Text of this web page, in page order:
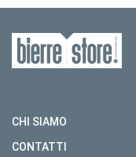
CHI SIAMO
CONTATTI